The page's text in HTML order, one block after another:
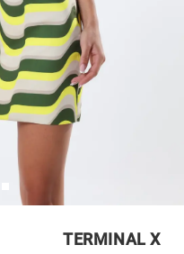
TERMINAL X